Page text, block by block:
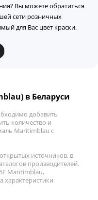
Вы можете обратиться
сети розничных
для Вас цвет краски.
в Беларуси
добавить
количество и
Maritimblau с
источников, в
производителей.
Maritimblau,
характеристики